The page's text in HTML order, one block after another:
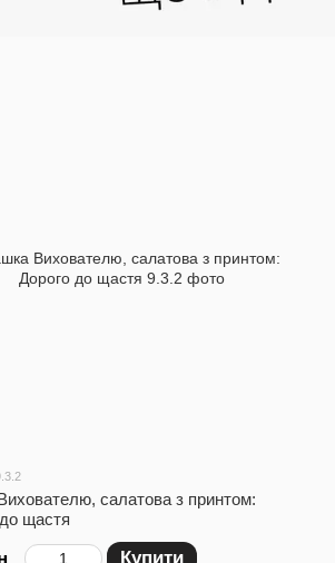
салатова з принтом:
щастя
Купити